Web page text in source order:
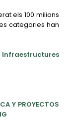
els 100 milions
categories han
Y PROYECTOS